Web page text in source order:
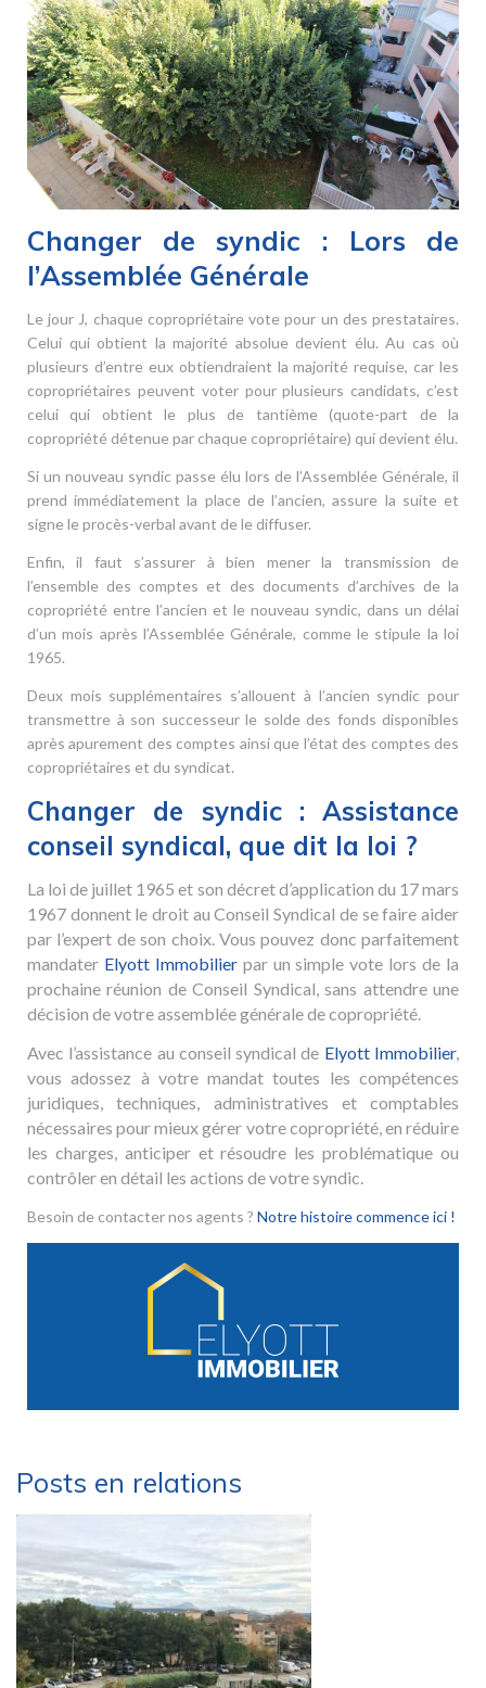
Changer de syndic : Lors de
l’Assemblée Générale
Le jour J, chaque copropriétaire vote pour un des prestataires.
Celui qui obtient la majorité absolue devient élu. Au cas où
plusieurs d’entre eux obtiendraient la majorité requise, car les
copropriétaires peuvent voter pour plusieurs candidats, c’est
celui qui obtient le plus de tantième (quote-part de la
copropriété détenue par chaque copropriétaire) qui devient élu.
Si un nouveau syndic passe élu lors de l’Assemblée Générale, il
prend immédiatement la place de l’ancien, assure la suite et
signe le procès-verbal avant de le diffuser.
Enfin, il faut s’assurer à bien mener la transmission de
l’ensemble des comptes et des documents d’archives de la
copropriété entre l’ancien et le nouveau syndic, dans un délai
d’un mois après l’Assemblée Générale, comme le stipule la loi
1965.
Deux mois supplémentaires s’allouent à l’ancien syndic pour
transmettre à son successeur le solde des fonds disponibles
après apurement des comptes ainsi que l’état des comptes des
copropriétaires et du syndicat.
Changer de syndic : Assistance
conseil syndical, que dit la loi ?
La loi de juillet 1965 et son décret d’application du 17 mars
1967 donnent le droit au Conseil Syndical de se faire aider
par l’expert de son choix. Vous pouvez donc parfaitement
mandater Elyott Immobilierpar un simple vote lors de la
prochaine réunion de Conseil Syndical, sans attendre une
décision de votre assemblée générale de copropriété.
Avec l’assistance au conseil syndical de Elyott Immobilier,
vous adossez à votre mandat toutes les compétences
juridiques, techniques, administratives et comptables
nécessaires pour mieux gérer votre copropriété, en réduire
les charges, anticiper et résoudre les problématique ou
contrôler en détail les actions de votre syndic.
Besoin de contacter nos agents ? Notre histoire commence ici !
Posts en relations